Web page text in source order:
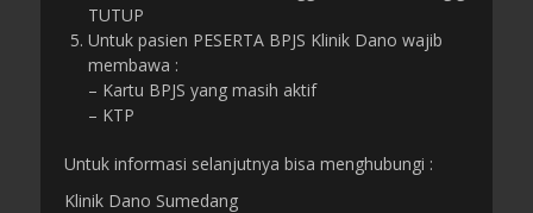
TUTUP
Untuk pasien PESERTA BPJS Klinik Dano wajib
membawa :
– Kartu BPJS yang masih aktif
– KTP
Untuk informasi selanjutnya bisa menghubungi :
Klinik Dano Sumedang